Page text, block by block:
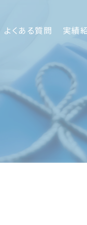
よくある質問 実績